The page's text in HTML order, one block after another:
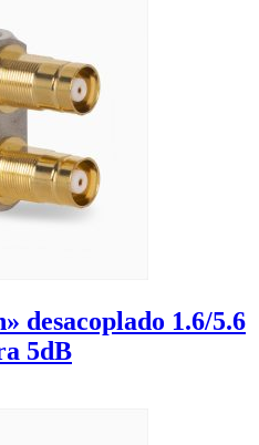
desacoplado 1.6/5.6
5dB